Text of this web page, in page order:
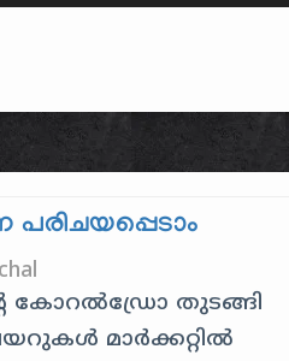
കോറൽഡ്രോ തുടങ്ങി
മാർക്കറ്റിൽ